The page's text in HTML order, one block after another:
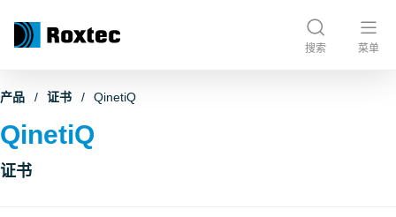
搜索 菜单
产品 证书 QinetiQ
QinetiQ
证书